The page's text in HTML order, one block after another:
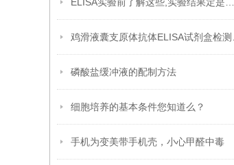
磷酸盐缓冲液的配制方法
细胞培养的基本条件您知道么？
手机为变美带手机壳，小心甲醛中毒